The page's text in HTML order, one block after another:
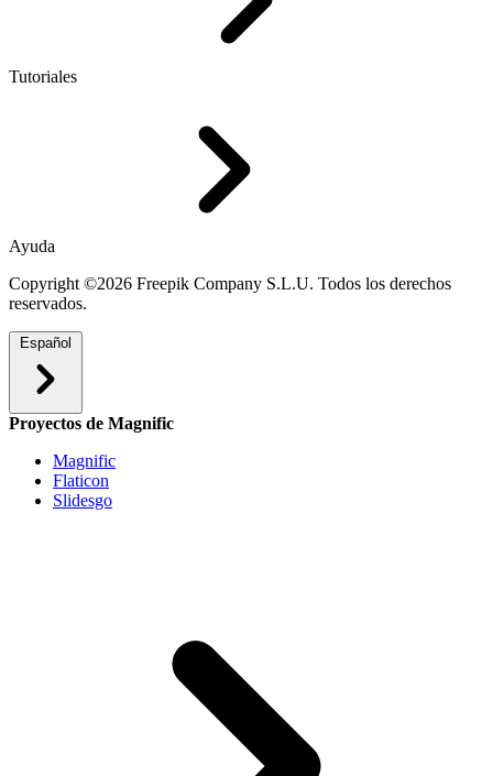
Tutoriales
Ayuda
Copyright ©2026 Freepik Company S.L.U. Todos los derechos
reservados.
Español
Proyectos de Magnific
Magnific
Flaticon
Slidesgo